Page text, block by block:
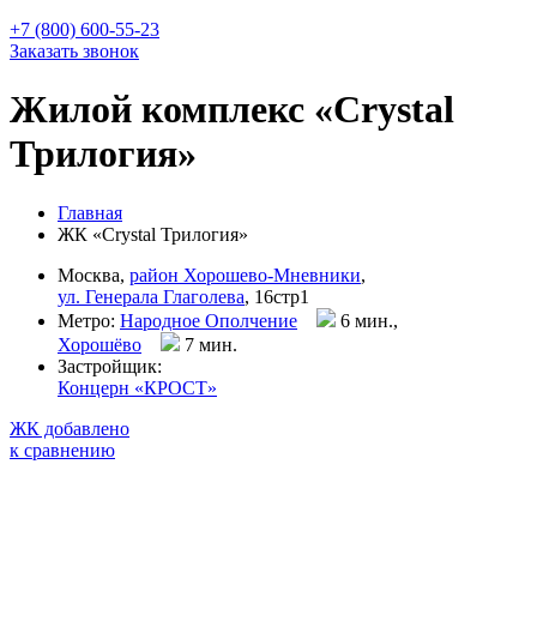
+7 (800) 600-55-23
Заказать звонок
Жилой комплекс «Crystal
Трилогия»
Главная
ЖК «Crystal Трилогия»
Москва, район Хорошево-Мневники,
ул. Генерала Глаголева, 16стр1
Метро: Народное Ополчение
6 мин.,
Хорошёво
7 мин.
Застройщик:
Концерн «КРОСТ»
ЖК добавлено
к сравнению